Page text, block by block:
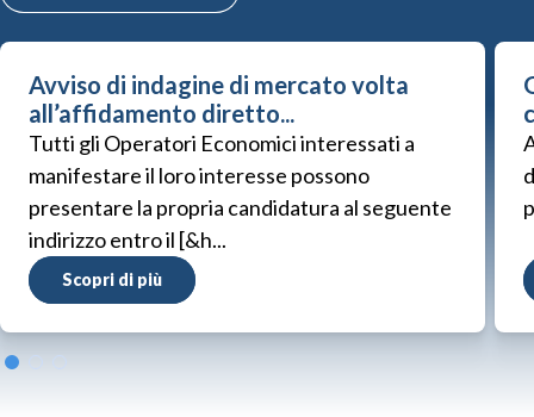
Avviso di indagine di mercato volta
all’affidamento diretto...
Tutti gli Operatori Economici interessati a
manifestare il loro interesse possono
presentare la propria candidatura al seguente
indirizzo entro il [&h...
Scopri di più